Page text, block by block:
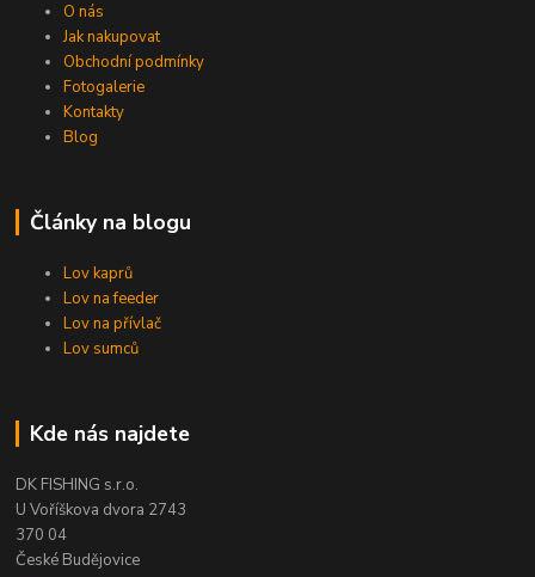
O nás
Jak nakupovat
Obchodní podmínky
Fotogalerie
Kontakty
Blog
Články na blogu
Lov kaprů
Lov na feeder
Lov na přívlač
Lov sumců
Kde nás najdete
DK FISHING s.r.o.
U Voříškova dvora 2743
370 04
České Budějovice